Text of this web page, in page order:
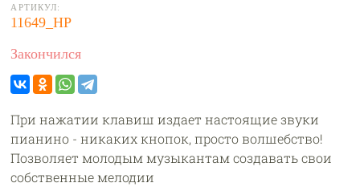
АРТИКУЛ:
11649_НР
Закончился
При нажатии клавиш издает настоящие звуки
пианино - никаких кнопок, просто волшебство!
Позволяет молодым музыкантам создавать свои
собственные мелодии